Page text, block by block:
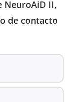
NeuroAiD II,
de contacto